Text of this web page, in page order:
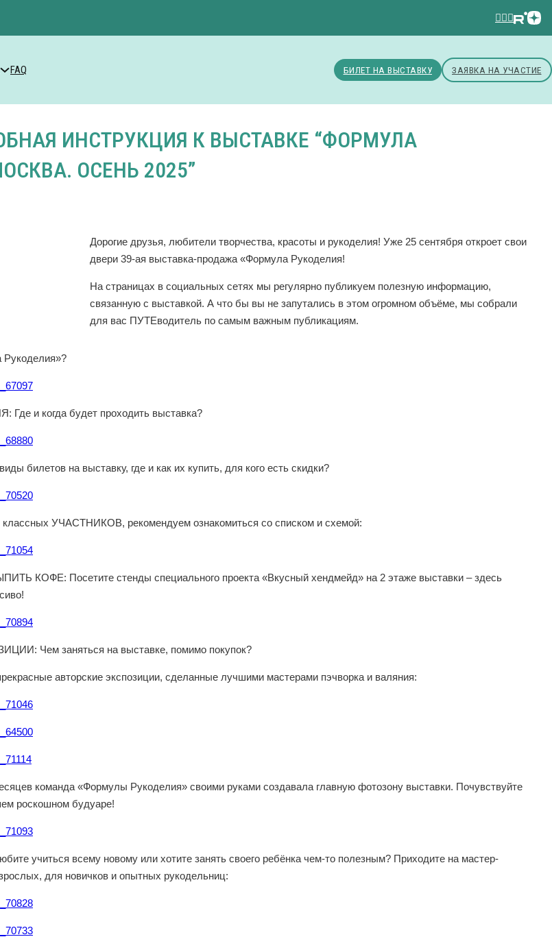
FAQ БИЛЕТ НА ВЫСТАВКУ ЗАЯВКА НА УЧАСТИЕ
ИНСТРУКЦИЯ К ВЫСТАВКЕ “ФОРМУЛА
ОСЕНЬ 2025”
Дорогие друзья, любители творчества, красоты и рукоделия! Уже 25 сентября откроет свои
двери 39-ая выставка-продажа «Формула Рукоделия!
На страницах в социальных сетях мы регулярно публикуем полезную информацию,
связанную с выставкой. А что бы вы не запутались в этом огромном объёме, мы собрали
для вас ПУТЕводитель по самым важным публикациям.
Рукоделия»?
и когда будет проходить выставка?
билетов на выставку, где и как их купить, для кого есть скидки?
классных УЧАСТНИКОВ, рекомендуем ознакомиться со списком и схемой:
КОФЕ: Посетите стенды специального проекта «Вкусный хендмейд» на 2 этаже выставки – здесь
Чем заняться на выставке, помимо покупок?
авторские экспозиции, сделанные лучшими мастерами пэчворка и валяния:
команда «Формулы Рукоделия» своими руками создавала главную фотозону выставки. Почувствуйте
роскошном будуаре!
учиться всему новому или хотите занять своего ребёнка чем-то полезным? Приходите на мастер-
для новичков и опытных рукодельниц: